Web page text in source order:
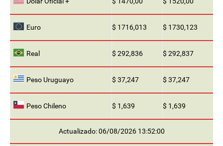
Euro $ 1716,013 $ 1730,123
Real $ 292,836 $ 292,837
Peso Uruguayo $ 37,247 $ 37,247
Peso Chileno $ 1,639 $ 1,639
Actualizado: 06/08/2026 13:52:00